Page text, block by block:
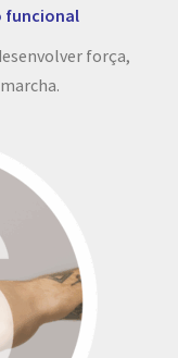
funcional
força,